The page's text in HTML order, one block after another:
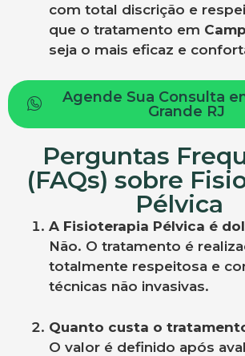
com total discrição e
que o tratamento em
seja o mais eficaz e
Agende Sua Consulta
Grande RJ
Perguntas
(FAQs) sobre
Pélvica
A Fisioterapia Pélvica é
Não. O tratamento é
totalmente respeitosa e
técnicas não invasivas.
Quanto custa o
O valor é definido após